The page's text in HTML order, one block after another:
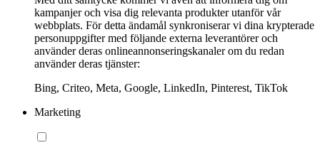
kampanjer och visa dig relevanta produkter utanför vår
webbplats. För detta ändamål synkroniserar vi dina krypterade
personuppgifter med följande externa leverantörer och
använder deras onlineannonseringskanaler om du redan
använder deras tjänster:
Bing, Criteo, Meta, Google, LinkedIn, Pinterest, TikTok
Marketing